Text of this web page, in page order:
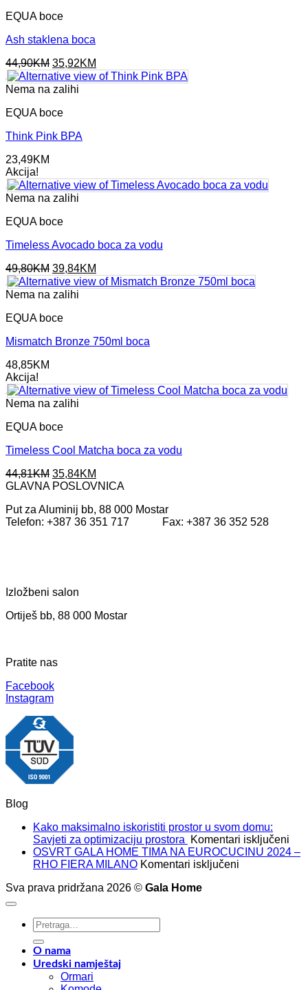
EQUA boce
Ash staklena boca
44,90KM Original
price
was:
35,92KM
price
is:
Nema na zalihi
EQUA boce
Think Pink BPA
23,49KM
Akcija!
Nema na zalihi
EQUA boce
Timeless Avocado boca za vodu
49,80KM Original
price
was:
39,84KM
price
is:
Nema na zalihi
EQUA boce
Mismatch Bronze 750ml boca
48,85KM
Akcija!
Nema na zalihi
EQUA boce
Timeless Cool Matcha boca za vodu
44,81KM Original
price
44,81KM.
35,84KM
price
35,84KM.
GLAVNA POSLOVNICA
Put za Aluminij bb, 88 000 Mostar
Telefon: +387 36 351 717 Fax: +387 36 352 528
Izložbeni salon
Ortiješ bb, 88 000 Mostar
Pratite nas
Facebook
Instagram
Blog
Kako maksimalno iskoristiti prostor u svom domu:
Savjeti za optimizaciju prostora
Komentari isključeni
OSVRT GALA HOME TIMA NA EUROCUCINU 2024 –
RHO FIERA MILANO Komentari isključeni
Sva prava pridržana 2026 © Gala Home
Pretraži:
O nama
Uredski namještaj
Ormari